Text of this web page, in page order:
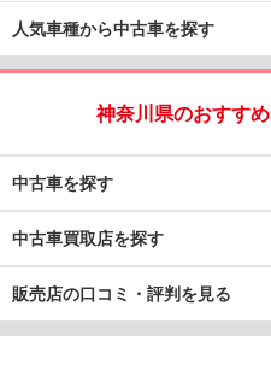
人気車種から中古車を探す
神奈川県のおすす
中古車を探す
中古車買取店を探す
販売店の口コミ・評判を見る